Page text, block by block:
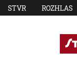
STVR ROZHLAS